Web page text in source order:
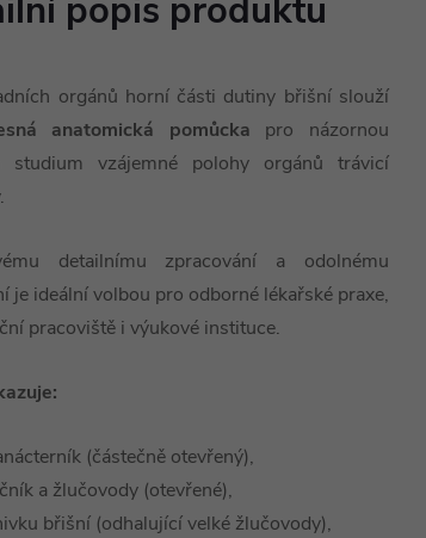
popis produktu
orgánů horní části dutiny břišní slouží
anatomická pomůcka pro názornou
studium vzájemné polohy orgánů trávicí
detailnímu zpracování a odolnému
je ideální volbou pro odborné lékařské praxe,
pracoviště i výukové instituce.
(částečně otevřený),
a žlučovody (otevřené),
břišní (odhalující velké žlučovody),